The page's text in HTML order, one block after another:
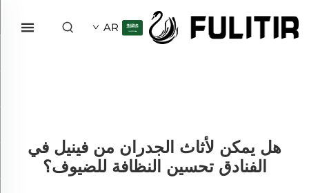
AR
هل يمكن لأثاث الجدران من فينيل في
الفنادق تحسين النظافة للضيوف؟